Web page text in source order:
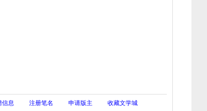
信息 注册笔名 申请版主 收藏文学城